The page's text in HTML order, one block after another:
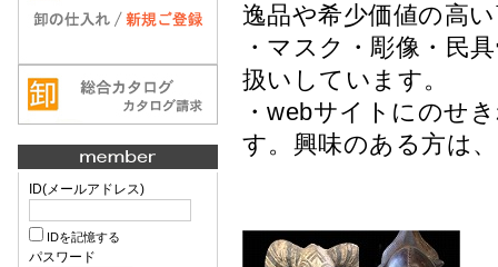
ID(メールアドレス)
IDを記憶する
パスワード
逸品や希少価値の高
・マスク・彫像・民
扱いしています。
・webサイトにのせ
す。興味のある方は